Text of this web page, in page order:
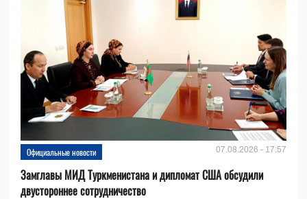
Официальные новости 07.08.2026 - 17:57
Замглавы МИД Туркменистана и дипломат США обсудили
двустороннее сотрудничество